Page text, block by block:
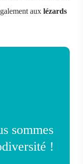
aux lézards
sommes
!